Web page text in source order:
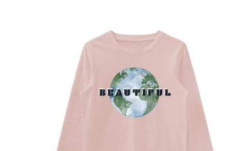
Miesten housut
Miesten housut
Miesten farkut
Miesten collegehousut
Miesten shortsit
Miesten asusteet
Vyöt ja olkaimet
Solmiot, rusetit ja taskuliinat
Miesten päähineet, huivit ja käsineet
Miesten yöasut ja alusvaatteet